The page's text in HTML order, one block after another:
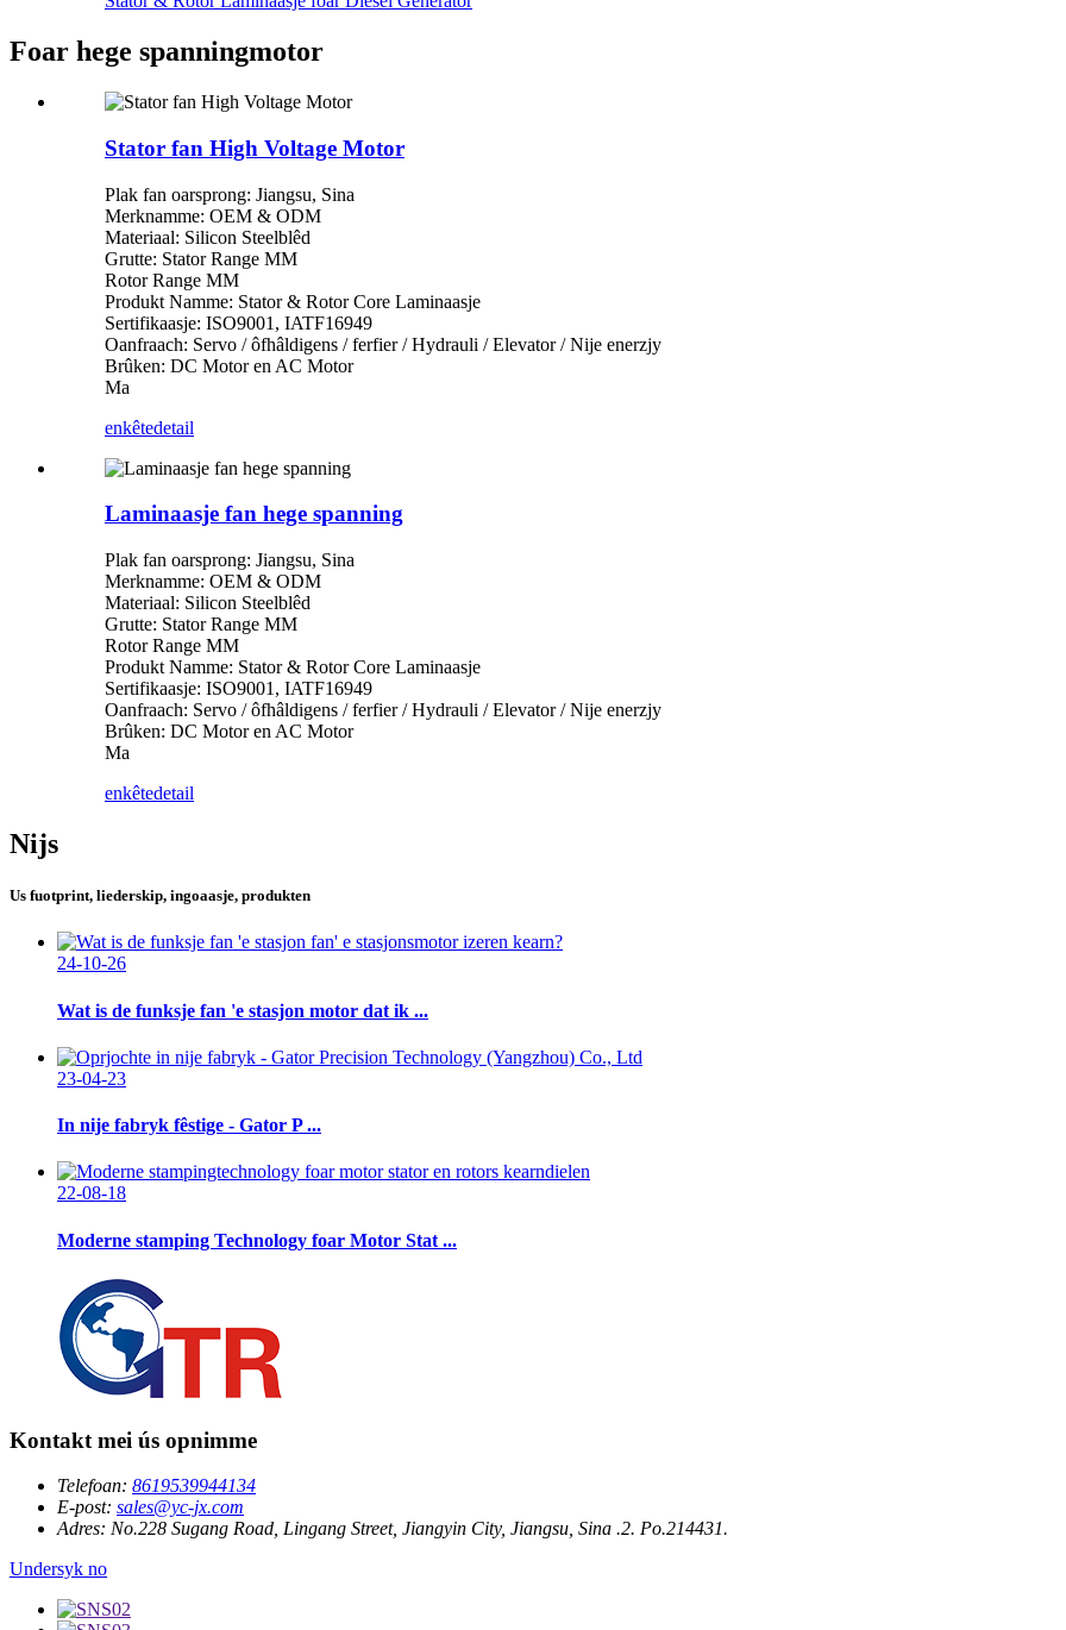
Foar hege spanningmotor
Stator fan High Voltage Motor
Plak fan oarsprong: Jiangsu, Sina
Merknamme: OEM & ODM
Materiaal: Silicon Steelblêd
Grutte: Stator Range MM
Rotor Range MM
Produkt Namme: Stator & Rotor Core Laminaasje
Sertifikaasje: ISO9001, IATF16949
Oanfraach: Servo / ôfhâldigens / ferfier / Hydrauli / Elevator / Nije enerzjy
Brûken: DC Motor en AC Motor
Ma
enkêtedetail
Laminaasje fan hege spanning
Plak fan oarsprong: Jiangsu, Sina
Merknamme: OEM & ODM
Materiaal: Silicon Steelblêd
Grutte: Stator Range MM
Rotor Range MM
Produkt Namme: Stator & Rotor Core Laminaasje
Sertifikaasje: ISO9001, IATF16949
Oanfraach: Servo / ôfhâldigens / ferfier / Hydrauli / Elevator / Nije enerzjy
Brûken: DC Motor en AC Motor
Ma
enkêtedetail
Nijs
Us fuotprint, liederskip, ingoaasje, produkten
24-10-26
Wat is de funksje fan 'e stasjon motor dat ik ...
23-04-23
In nije fabryk fêstige - Gator P ...
22-08-18
Moderne stamping Technology foar Motor Stat ...
Kontakt mei ús opnimme
Telefoan: 8619539944134
E-post: sales@yc-jx.com
Adres: No.228 Sugang Road, Lingang Street, Jiangyin City, Jiangsu, Sina .2. Po.214431.
Undersyk no